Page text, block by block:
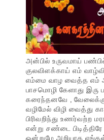
அன்பில் உருவமாய்
குலவிளக்காய் எம்
எம்மை வாழ வைத்த எம்
பாசமொழி கேளாது
கரைந்தனவே ,
வழிமேல் விழி வைத்து
பிரிவறிந்து உணர்வற்ற
என்று சண்டை
ஒன்றுமே அறியாத